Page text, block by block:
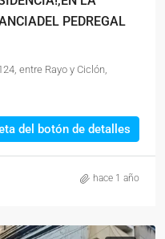
PEDREGAL
entre Rayo y Ciclón,
del botón de detalles
hace 1 año